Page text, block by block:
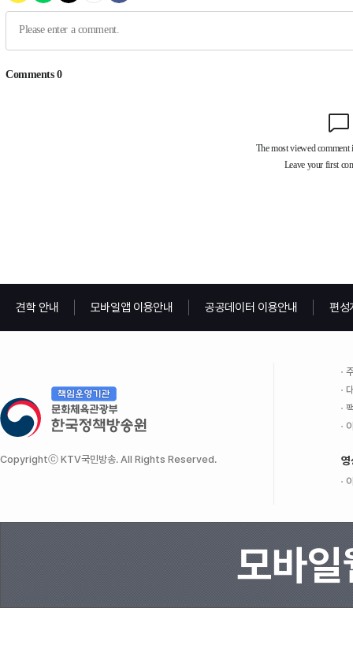
견학 안내 모바일앱 이용안내 공공데이터 이용안내 편성
Copyrightⓒ KTV국민방송. All Rights Reserved. 영
모바